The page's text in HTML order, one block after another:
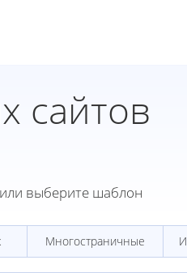
сайтов
выберите шаблон
Многостраничные